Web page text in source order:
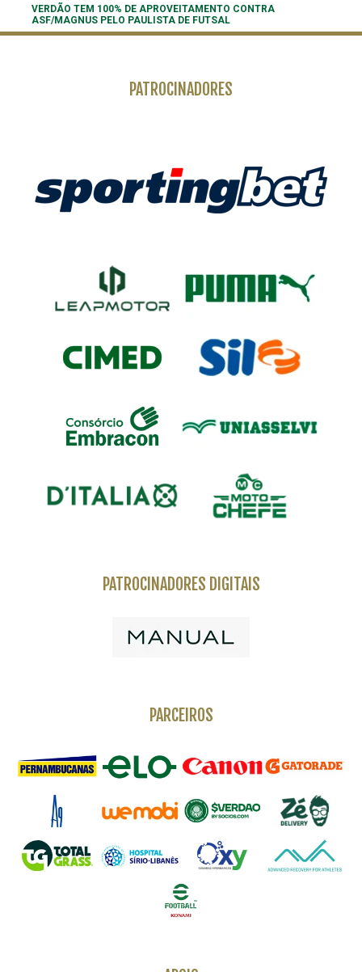
VERDÃO TEM 100% DE APROVEITAMENTO CONTRA
ASF/MAGNUS PELO PAULISTA DE FUTSAL
PATROCINADORES
PATROCINADORES DIGITAIS
PARCEIROS